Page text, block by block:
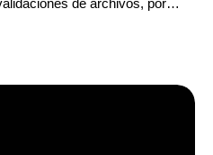
de archivos, por…